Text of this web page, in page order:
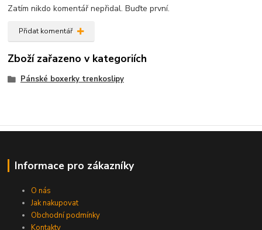
Zatím nikdo komentář nepřidal. Buďte první.
Přidat komentář
Zboží zařazeno v kategoriích
Pánské boxerky trenkoslipy
Informace pro zákazníky
O nás
Jak nakupovat
Obchodní podmínky
Kontakty